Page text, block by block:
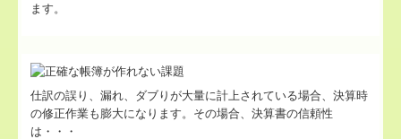
ます。
仕訳の誤り、漏れ、ダブりが大量に計上されている場合、決算時
の修正作業も膨大になります。その場合、決算書の信頼性
は・・・